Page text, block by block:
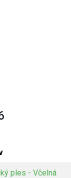
ples - Včelná